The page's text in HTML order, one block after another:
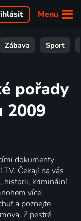
Menu
Zábava Sport
pořady
2009
dokumenty
Čekají na vás
historii, kriminální
více.
a poznejte
Z pestré